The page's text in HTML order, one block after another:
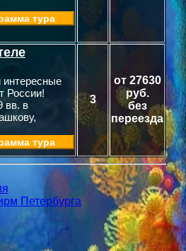
тура
интересные
России!
вв. в
тура
3
от 27630
руб.
без
переезда